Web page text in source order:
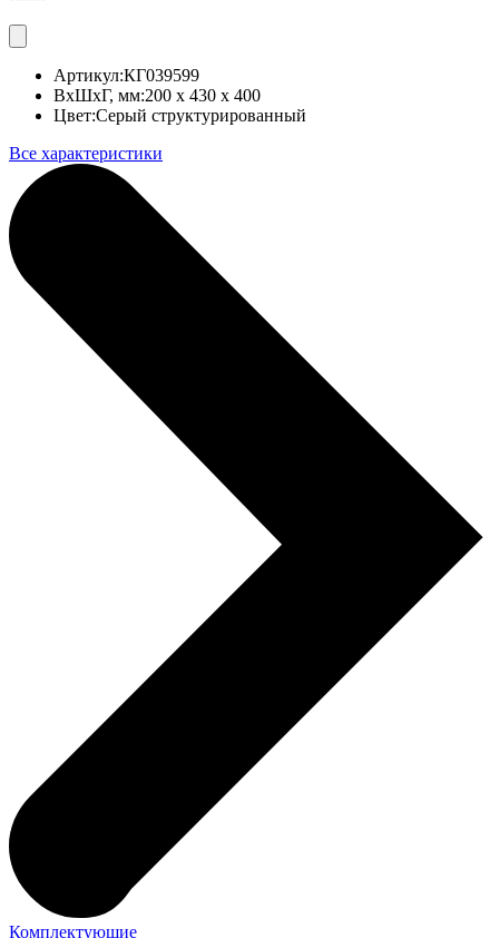
Артикул:КГ039599
ВхШхГ, мм:200 x 430 x 400
Цвет:Серый структурированный
Все характеристики
Комплектующие